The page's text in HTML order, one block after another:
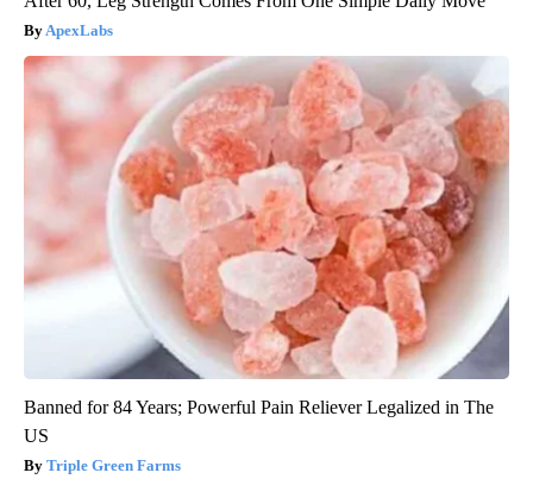
ApexLabs
Banned for 84 Years; Powerful Pain Reliever Legalized in The
US
Triple Green Farms